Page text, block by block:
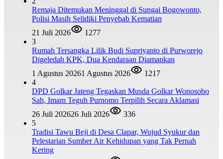
Remaja Ditemukan Meninggal di Sungai Bogowonto,
Polisi Masih Selidiki Penyebab Kematian
21 Juli 2026
1277
3
Rumah Tersangka Lilik Budi Supriyanto di Purworejo
Digeledah KPK, Dua Kendaraan Diamankan
1 Agustus 20261 Agustus 2026
1217
4
DPD Golkar Jateng Tegaskan Musda Golkar Wonosobo
Sah, Imam Teguh Purnomo Terpilih Secara Aklamasi
26 Juli 202626 Juli 2026
336
5
Tradisi Tawu Beji di Desa Clapar, Wujud Syukur dan
Pelestarian Sumber Air Kehidupan yang Tak Pernah
Kering